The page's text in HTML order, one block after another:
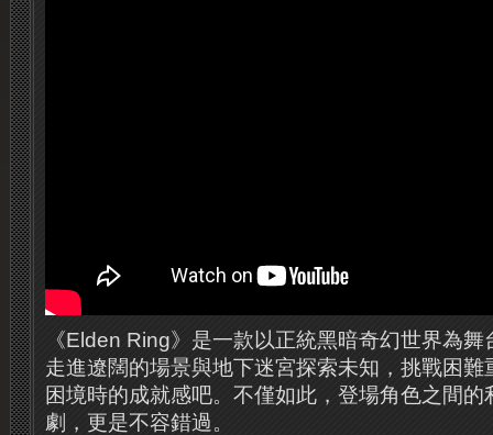
《Elden Ring》是一款以正統黑暗奇幻世界為
走進遼闊的場景與地下迷宮探索未知，挑戰困
困境時的成就感吧。不僅如此，登場角色之間
劇，更是不容錯過。